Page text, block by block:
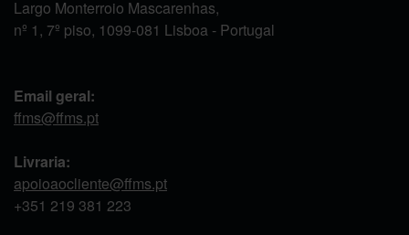
Largo Monterroio Mascarenhas,
nº 1, 7º piso, 1099-081 Lisboa - Portugal
Email geral:
ffms@ffms.pt
Livraria:
apoioaocliente@ffms.pt
+351 219 381 223